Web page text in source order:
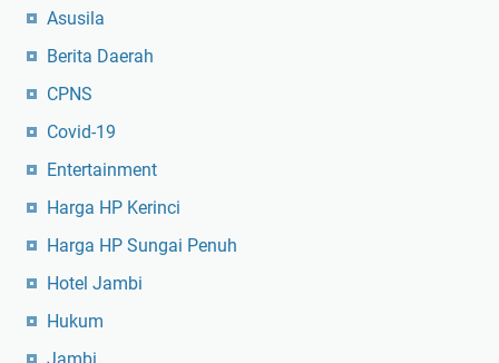
Asusila
Berita Daerah
CPNS
Covid-19
Entertainment
Harga HP Kerinci
Harga HP Sungai Penuh
Hotel Jambi
Hukum